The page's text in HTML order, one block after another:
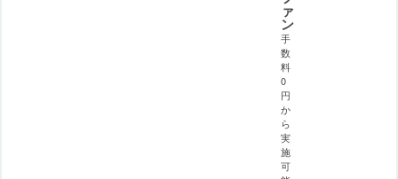
ァ
ン
手
数
料
0
円
か
ら
実
施
可